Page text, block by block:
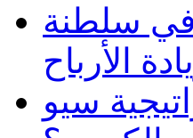
في سلطنة
الأرباح
سيو